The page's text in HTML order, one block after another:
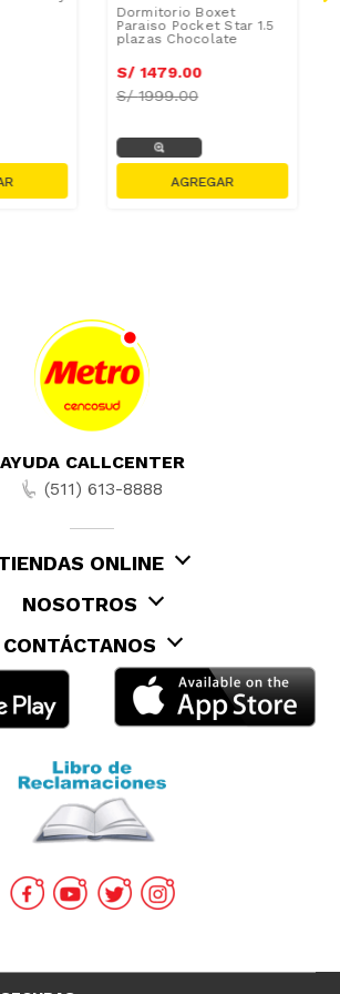
Dormitorio Boxet
Paraiso Pocket Star 1.5
plazas Chocolate
S/ 1479.00
S/1999.00
AYUDA CALLCENTER
(511) 613-8888
ONLINE
NOSOTROS
CONTÁCTANOS